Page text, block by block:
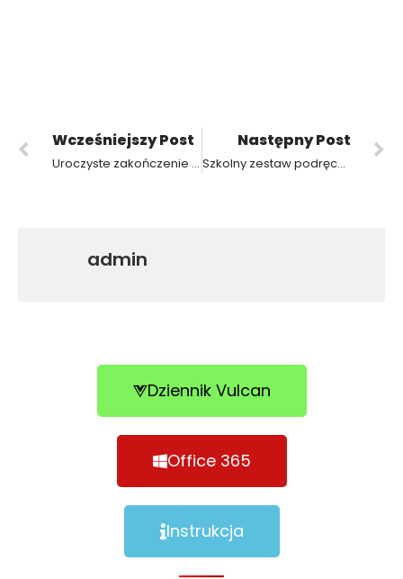
Wcześniejszy Post
Uroczyste zakończenie roku szkolnego 2022-2023
Następny Post
Szkolny zestaw podręczników w roku szkolnym 2023/2024
admin
Dziennik Vulcan
Office 365
Instrukcja